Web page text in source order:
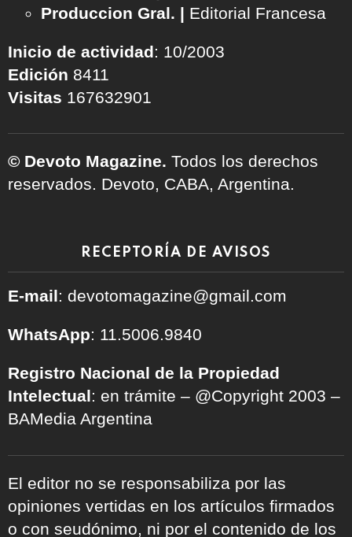
Produccion Gral. | Editorial Francesa
Inicio de actividad: 10/2003
Edición 8411
Visitas 167632901
© Devoto Magazine. Todos los derechos
reservados. Devoto, CABA, Argentina.
RECEPTORÍA DE AVISOS
E-mail: devotomagazine@gmail.com
WhatsApp: 11.5006.9840
Registro Nacional de la Propiedad
Intelectual: en trámite – @Copyright 2003 –
BAMedia Argentina
El editor no se responsabiliza por las
opiniones vertidas en los artículos firmados
o con seudónimo, ni por el contenido de los